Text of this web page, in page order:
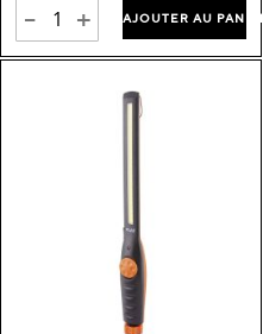
- + AJOUTER AU PANIER